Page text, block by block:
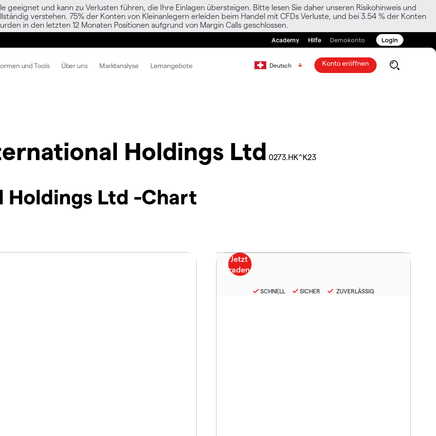
geeignet und kann zu Verlusten führen, die Ihre Einlagen übersteigen. Bitte lesen Sie daher unseren Risikohinweis und
verstehen. 75% der Konten von Kleinanlegern erleiden beim Handel mit CFDs Verluste, und bei 3.54 % der Konten
in den letzten 12 Monaten Positionen aufgrund von Margin Calls geschlossen.
Academy Hilfe Demokonto Login
und Tools Über uns Marktanalyse Lernangebote Deutsch Konto eröffnen
Holdings Ltd 0273.HK^K23
Ltd -Chart
SCHNELL SICHER ZUVERLÄSSIG